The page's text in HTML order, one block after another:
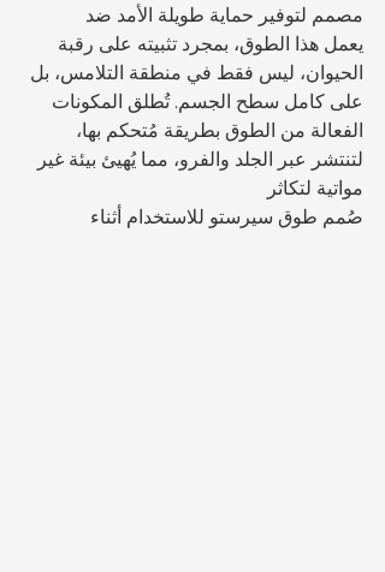
مصمم لتوفير حماية طويلة الأمد ضد
يعمل هذا الطوق، بمجرد تثبيته على رقبة
الحيوان، ليس فقط في منطقة التلامس، بل
على كامل سطح الجسم. تُطلق المكونات
الفعالة من الطوق بطريقة مُتحكم بها،
لتنتشر عبر الجلد والفرو، مما يُهيئ بيئة غير
مواتية لتكاثر
صُمم طوق سيرستو للاستخدام أثناء